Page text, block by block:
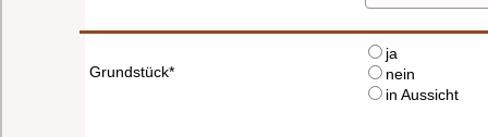
Grundstück*
ja
nein
in Aussicht